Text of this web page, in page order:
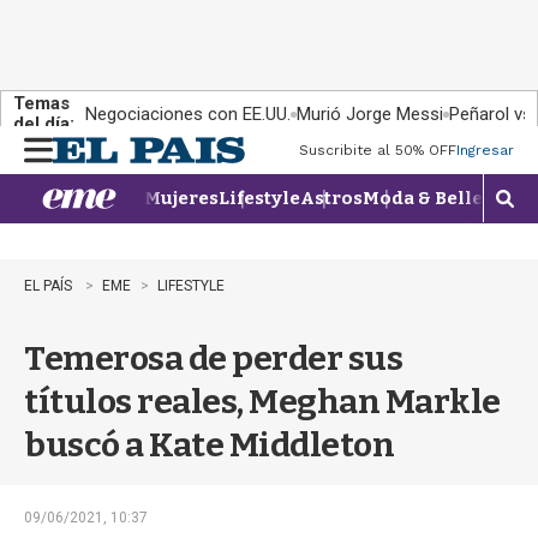
Temas
del día: Negociaciones con EE.UU. Murió Jorge Messi Peñarol
Suscribite al 50% OFFIngresar
MujeresLifestyleAstrosModa & BellezaM
o
EL PAÍS EME LIFESTYLE
Temerosa de perder sus
títulos reales, Meghan Markle
buscó a Kate Middleton
09/06/2021, 10:37